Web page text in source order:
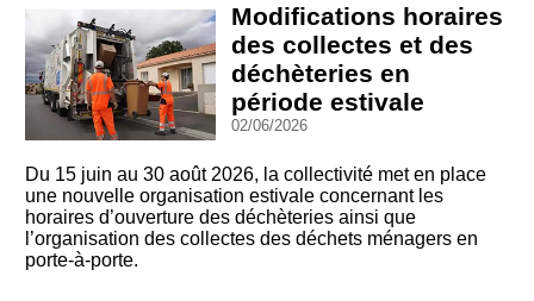
Modifications horaires
des collectes et des
déchèteries en
période estivale
02/06/2026
Du 15 juin au 30 août 2026, la collectivité met en place
une nouvelle organisation estivale concernant les
horaires d’ouverture des déchèteries ainsi que
l’organisation des collectes des déchets ménagers en
porte-à-porte.